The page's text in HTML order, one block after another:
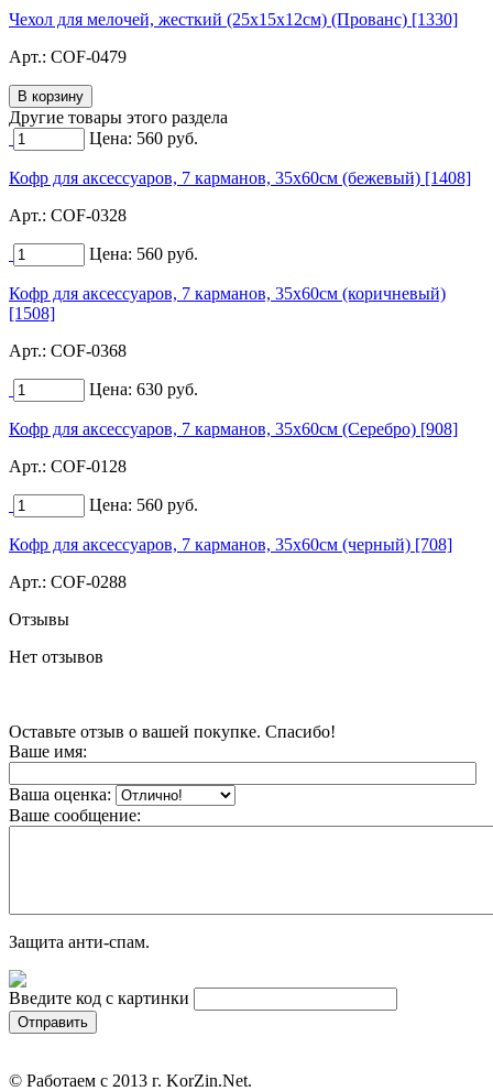
Чехол для мелочей, жесткий (25х15х12см) (Прованс) [1330]
Арт.: COF-0479
Другие товары этого раздела
Цена: 560 руб.
Кофр для аксессуаров, 7 карманов, 35х60см (бежевый) [1408]
Арт.: COF-0328
Цена: 560 руб.
Кофр для аксессуаров, 7 карманов, 35х60см (коричневый)
[1508]
Арт.: COF-0368
Цена: 630 руб.
Кофр для аксессуаров, 7 карманов, 35х60см (Серебро) [908]
Арт.: COF-0128
Цена: 560 руб.
Кофр для аксессуаров, 7 карманов, 35х60см (черный) [708]
Арт.: COF-0288
Отзывы
Нет отзывов
Оставьте отзыв о вашей покупке. Спасибо!
Ваше имя:
Ваша оценка:
Ваше сообщение:
Защита анти-спам.
Введите код с картинки
© Работаем с 2013 г. KorZin.Net.